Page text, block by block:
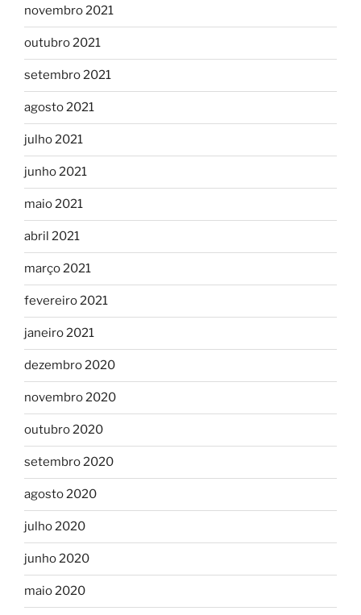
novembro 2021
outubro 2021
setembro 2021
agosto 2021
julho 2021
junho 2021
maio 2021
abril 2021
março 2021
fevereiro 2021
janeiro 2021
dezembro 2020
novembro 2020
outubro 2020
setembro 2020
agosto 2020
julho 2020
junho 2020
maio 2020